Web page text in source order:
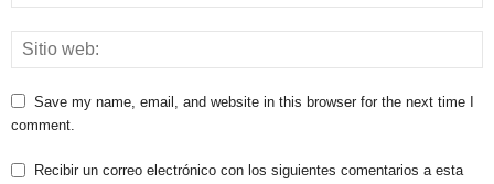
Save my name, email, and website in this browser for the next time I
comment.
Recibir un correo electrónico con los siguientes comentarios a esta